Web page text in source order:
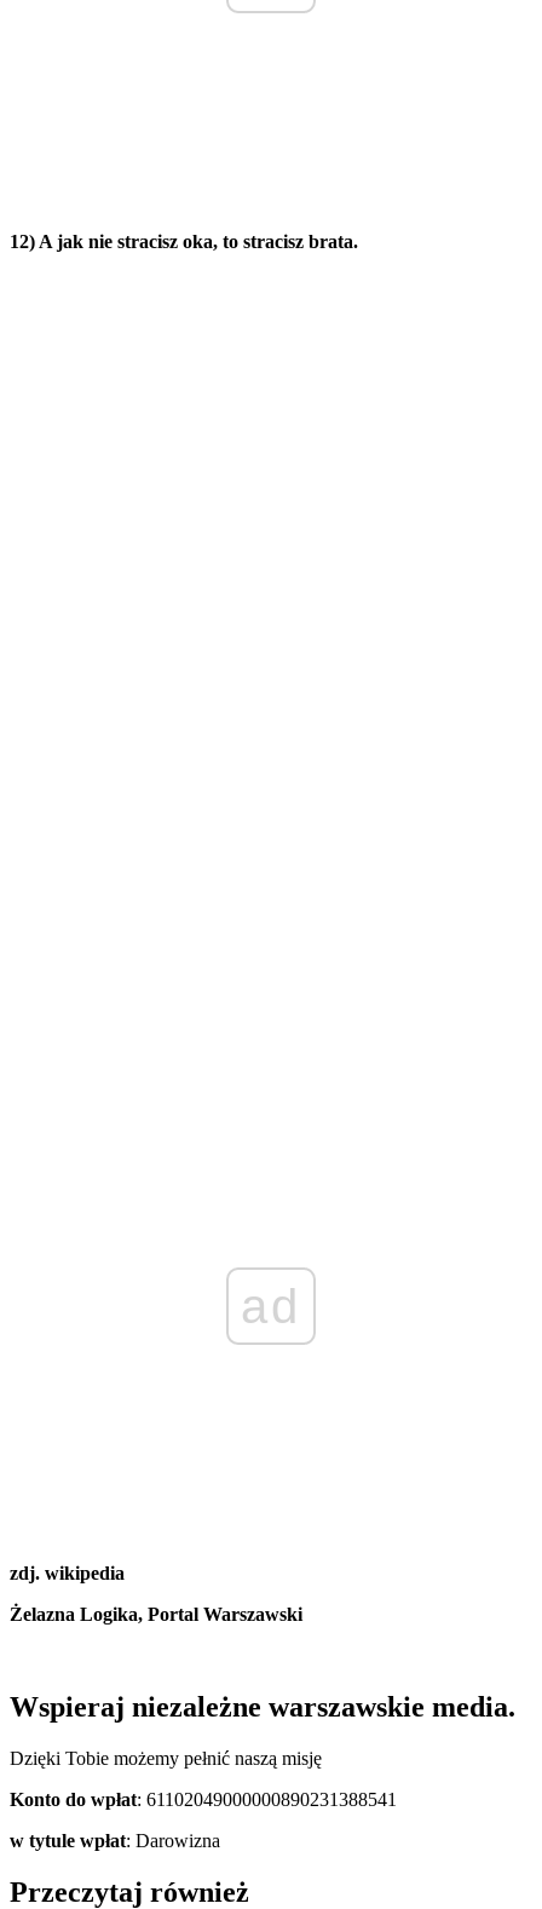
12) A jak nie stracisz oka, to stracisz brata.
ad
zdj. wikipedia
Żelazna Logika, Portal Warszawski
Wspieraj niezależne warszawskie media.
Dzięki Tobie możemy pełnić naszą misję
Konto do wpłat: 61102049000000890231388541
w tytule wpłat: Darowizna
Przeczytaj również